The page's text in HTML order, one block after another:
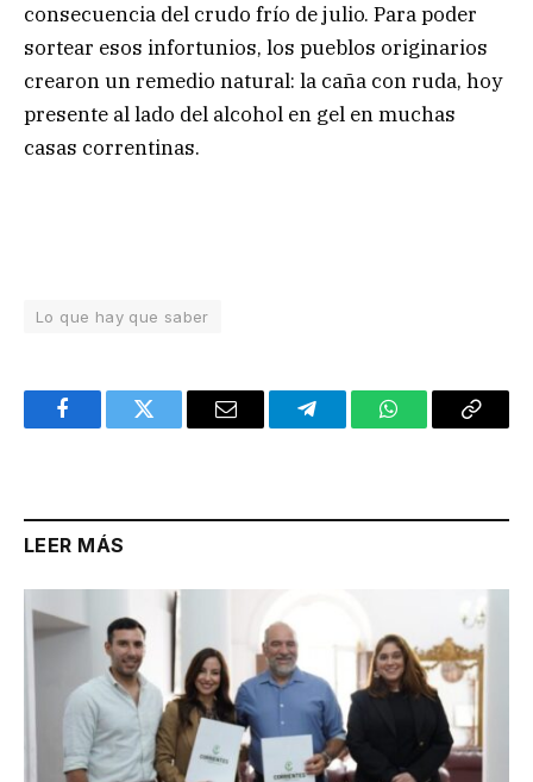
consecuencia del crudo frío de julio. Para poder
sortear esos infortunios, los pueblos originarios
crearon un remedio natural: la caña con ruda, hoy
presente al lado del alcohol en gel en muchas
casas correntinas.
Lo que hay que saber
FacebookTwitter Email TelegramWhatsAppCopy
LEER MÁS